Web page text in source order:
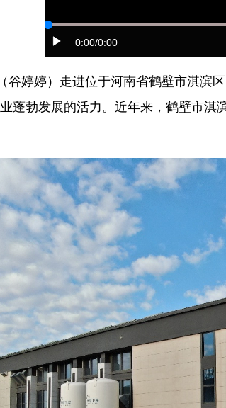
0:00/0:00
婷婷）走进位于河南省鹤壁市淇滨
蓬勃发展的活力。近年来，鹤壁市